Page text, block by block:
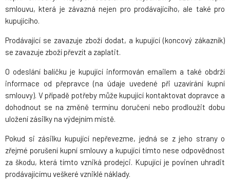
smlouvu, která je závazná nejen pro prodávajícího, ale také pro
kupujícího.
Prodávající se zavazuje zboží dodat, a kupující (koncový zákazník)
se zavazuje zboží převzít a zaplatit.
O odeslání balíčku je kupující informován emailem a také obdrží
informace od přepravce (na údaje uvedené při uzavírání kupní
smlouvy). V případě potřeby může kupující kontaktovat dopravce a
dohodnout se na změně termínu doručení nebo prodloužit dobu
uložení zásilky na výdejním místě.
Pokud si zásilku kupující nepřevezme, jedná se z jeho strany o
zřejmé porušení kupní smlouvy a kupující tímto nese odpovědnost
za škodu, která tímto vzniká prodejci. Kupující je povinen uhradit
prodávajícímu veškeré vzniklé náklady.